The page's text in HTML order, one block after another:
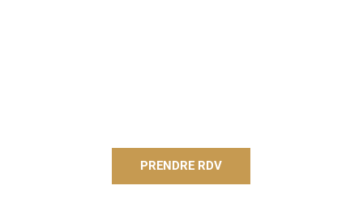
PRENDRE RDV